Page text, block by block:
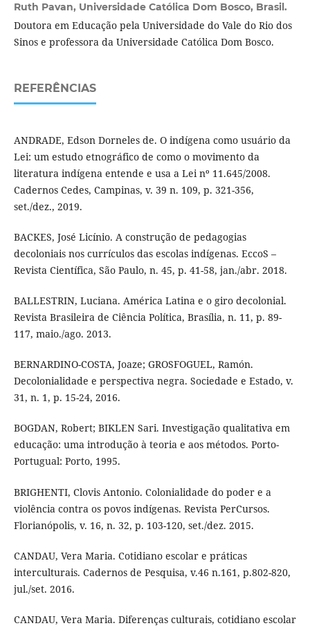
Ruth Pavan, Universidade Católica Dom Bosco, Brasil.
Doutora em Educação pela Universidade do Vale do Rio dos
Sinos e professora da Universidade Católica Dom Bosco.
REFERÊNCIAS
ANDRADE, Edson Dorneles de. O indígena como usuário da
Lei: um estudo etnográfico de como o movimento da
literatura indígena entende e usa a Lei nº 11.645/2008.
Cadernos Cedes, Campinas, v. 39 n. 109, p. 321-356,
set./dez., 2019.
BACKES, José Licínio. A construção de pedagogias
decoloniais nos currículos das escolas indígenas. EccoS –
Revista Científica, São Paulo, n. 45, p. 41-58, jan./abr. 2018.
BALLESTRIN, Luciana. América Latina e o giro decolonial.
Revista Brasileira de Ciência Política, Brasília, n. 11, p. 89-
117, maio./ago. 2013.
BERNARDINO-COSTA, Joaze; GROSFOGUEL, Ramón.
Decolonialidade e perspectiva negra. Sociedade e Estado, v.
31, n. 1, p. 15-24, 2016.
BOGDAN, Robert; BIKLEN Sari. Investigação qualitativa em
educação: uma introdução à teoria e aos métodos. Porto-
Portugual: Porto, 1995.
BRIGHENTI, Clovis Antonio. Colonialidade do poder e a
violência contra os povos indígenas. Revista PerCursos.
Florianópolis, v. 16, n. 32, p. 103-120, set./dez. 2015.
CANDAU, Vera Maria. Cotidiano escolar e práticas
interculturais. Cadernos de Pesquisa, v.46 n.161, p.802-820,
jul./set. 2016.
CANDAU, Vera Maria. Diferenças culturais, cotidiano escolar